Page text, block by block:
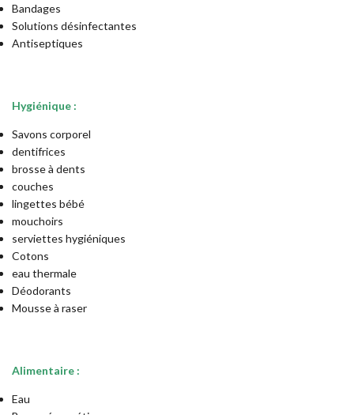
Bandages
Solutions désinfectantes
Antiseptiques
Hygiénique :
Savons corporel
dentifrices
brosse à dents
couches
lingettes bébé
mouchoirs
serviettes hygiéniques
Cotons
eau thermale
Déodorants
Mousse à raser
Alimentaire :
Eau